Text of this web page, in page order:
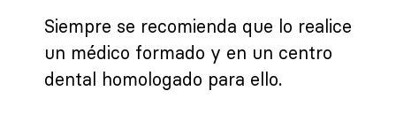
Siempre se recomienda que lo realice
un médico formado y en un centro
dental homologado para ello.